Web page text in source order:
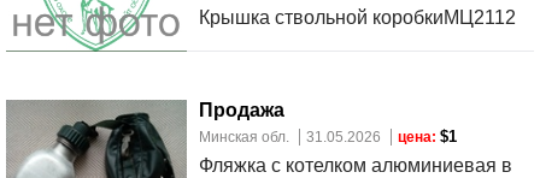
Крышка ствольной коробкиМЦ2112
Продажа
Минская обл. 31.05.2026 цена: $1
Фляжка с котелком алюминиевая в